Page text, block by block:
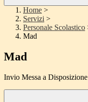
Home >
Servizi >
Personale Scolastico
Mad
Mad
Invio Messa a